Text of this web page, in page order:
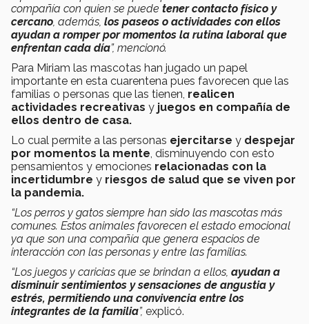
compañía con quien se puede tener contacto físico y
cercano, además, los paseos o actividades con ellos
ayudan a romper por momentos la rutina laboral que
enfrentan cada día”, mencionó.
Para Miriam las mascotas han jugado un papel
importante en esta cuarentena pues favorecen que las
familias o personas que las tienen, realicen
actividades recreativas y juegos en compañía de
ellos dentro de casa.
Lo cual permite a las personas ejercitarse y despejar
por momentos la mente, disminuyendo con esto
pensamientos y emociones relacionadas con la
incertidumbre y riesgos de salud que se viven por
la pandemia.
“Los perros y gatos siempre han sido las mascotas más
comunes. Estos animales favorecen el estado emocional
ya que son una compañía que genera espacios de
interacción con las personas y entre las familias.
“Los juegos y caricias que se brindan a ellos, ayudan a
disminuir sentimientos y sensaciones de angustia y
estrés, permitiendo una convivencia entre los
integrantes de la familia”, explicó.